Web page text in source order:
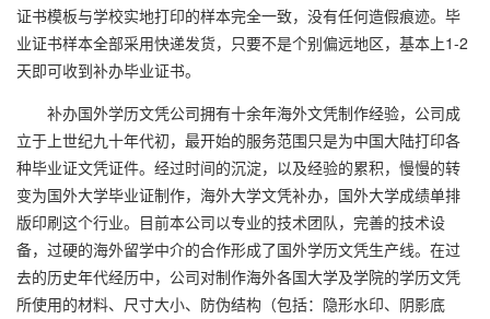
证书模板与学校实地打印的样本完全一致，没有任何造假痕迹。毕
业证书样本全部采用快递发货，只要不是个别偏远地区，基本上1-2
天即可收到补办毕业证书。
补办国外学历文凭公司拥有十余年海外文凭制作经验，公司成
立于上世纪九十年代初，最开始的服务范围只是为中国大陆打印各
种毕业证文凭证件。经过时间的沉淀，以及经验的累积，慢慢的转
变为国外大学毕业证制作，海外大学文凭补办，国外大学成绩单排
版印刷这个行业。目前本公司以专业的技术团队，完善的技术设
备，过硬的海外留学中介的合作形成了国外学历文凭生产线。在过
去的历史年代经历中，公司对制作海外各国大学及学院的学历文凭
所使用的材料、尺寸大小、防伪结构（包括：隐形水印、阴影底